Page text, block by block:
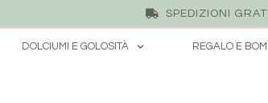
SPEDIZIONI
DOLCIUMI E GOLOSITÀ REGALO E